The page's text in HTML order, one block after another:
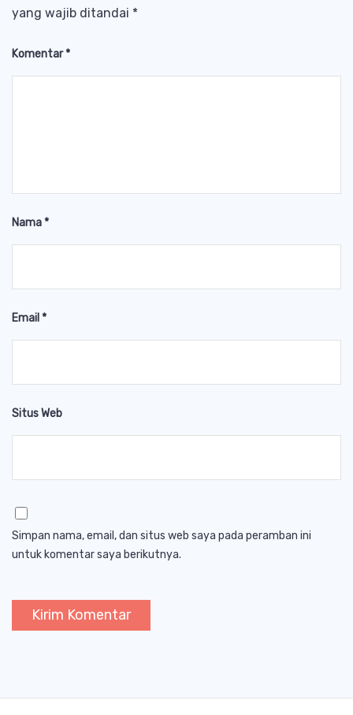
yang wajib ditandai *
Komentar*
Nama*
Email *
Situs Web
Simpan nama, email, dan situs web saya pada peramban ini
untuk komentar saya berikutnya.